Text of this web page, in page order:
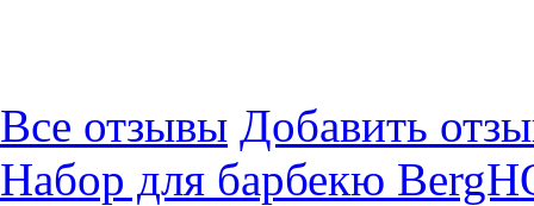
Все отзывы Добавить
Набор для барбекю